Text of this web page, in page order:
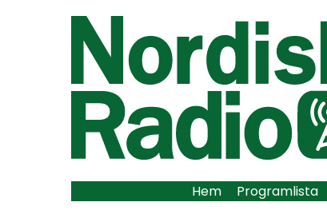
Hem Programlista